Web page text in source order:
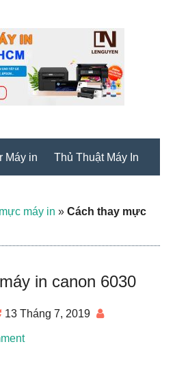
Máy in Thủ Thuật Máy In
máy in »Cách thay mực
in canon 6030
13 Tháng 7, 2019